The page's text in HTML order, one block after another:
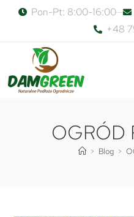
Pon-Pt: 8:00-16:00
+48
OGRÓD
> Blog >